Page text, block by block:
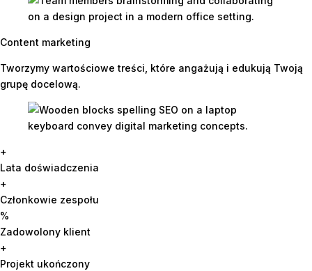
Content marketing
Tworzymy wartościowe treści, które angażują i edukują Twoją
grupę docelową.
+
Lata doświadczenia
+
Członkowie zespołu
%
Zadowolony klient
+
Projekt ukończony